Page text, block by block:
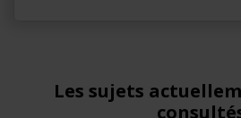
Les sujets